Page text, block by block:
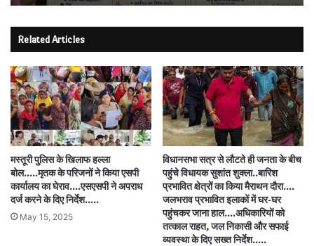
Related Articles
मस्तूरी पुलिस के खिलाफ हल्ला
बोल…..मृतक के परिजनों ने किया एसपी
कार्यालय का घेराव….एसएसपी ने अपराध
दर्ज करने के दिए निर्देश…..
May 15, 2025
विधानसभा सत्र से लौटते ही जनता के बीच
पहुंचे विधायक सुशांत शुक्ला..बारिश
प्रभावित क्षेत्रों का किया मैराथन दौरा….
जलभराव प्रभावित इलाकों में घर-घर
पहुंचकर जाना हाल….अधिकारियों को
तत्काल राहत, जल निकासी और सफाई
व्यवस्था के दिए सख्त निर्देश…..